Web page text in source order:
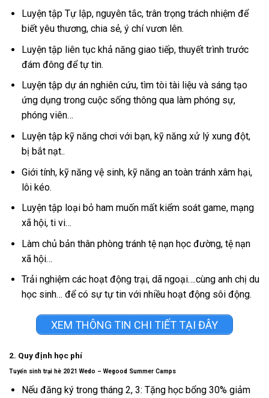
Luyện tập Tự lập, nguyên tắc, trân trọng trách nhiệm để
biết yêu thương, chia sẻ, ý chí vươn lên.
Luyện tập liên tục khả năng giao tiếp, thuyết trình trước
đám đông để tự tin.
Luyện tập dự án nghiên cứu, tìm tòi tài liệu và sáng tạo
ứng dụng trong cuộc sống thông qua làm phóng sự,
phóng viên…
Luyện tập kỹ năng chơi với bạn, kỹ năng xử lý xung đột,
bị bắt nạt..
Giới tính, kỹ năng vệ sinh, kỹ năng an toàn tránh xâm hại,
lôi kéo.
Luyện tập loại bỏ ham muốn mất kiểm soát game, mạng
xã hội, ti vi…
Làm chủ bản thân phòng tránh tệ nạn học đường, tệ nạn
xã hội…
Trải nghiệm các hoạt động trại, dã ngoại….cùng anh chị du
học sinh… để có sự tự tin với nhiều hoạt động sôi động.
XEM THÔNG TIN CHI TIẾT TẠI ĐÂY
2. Quy định học phí
Tuyển sinh trại hè 2021 Wedo – Wegood Summer Camps
Nếu đăng ký trong tháng 2, 3: Tặng học bổng 30% giảm